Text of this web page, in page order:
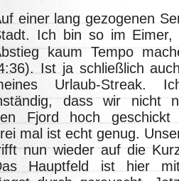
einer lang gezogenen
Ich bin so im
kaum Tempo
Ist ja schließlich
Urlaub-Streak.
dass wir nicht
Fjord hoch geschickt
mal ist echt genug.
nun wieder auf die
Hauptfeld ist hier